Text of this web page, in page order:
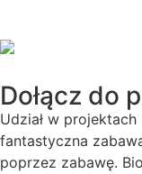
Dołącz do
Udział w
fantastyczna
poprzez zabawę.